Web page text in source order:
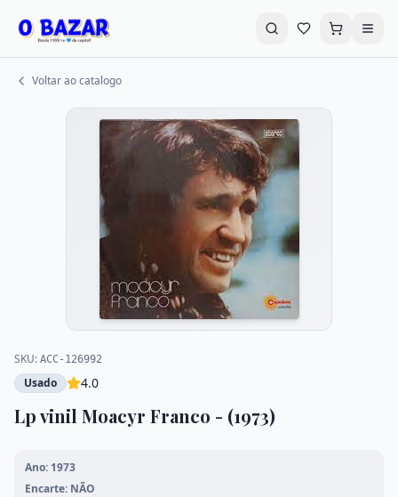
Destaques
Explorar Categorias
Livros em Promoção CD's e DVD's
Autoajuda
História e Política
Mato Grosso
Voltar ao catalogo
SKU: ACC-126992
Usado 4.0
Lp vinil Moacyr Franco - (1973)
Ano: 1973
Encarte: NÃO